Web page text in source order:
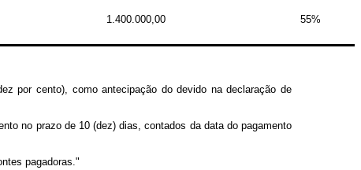
1.400.000,00 55%
por cento), como antecipação do devido na declaração de
no prazo de 10 (dez) dias, contados da data do pagamento
pagadoras."